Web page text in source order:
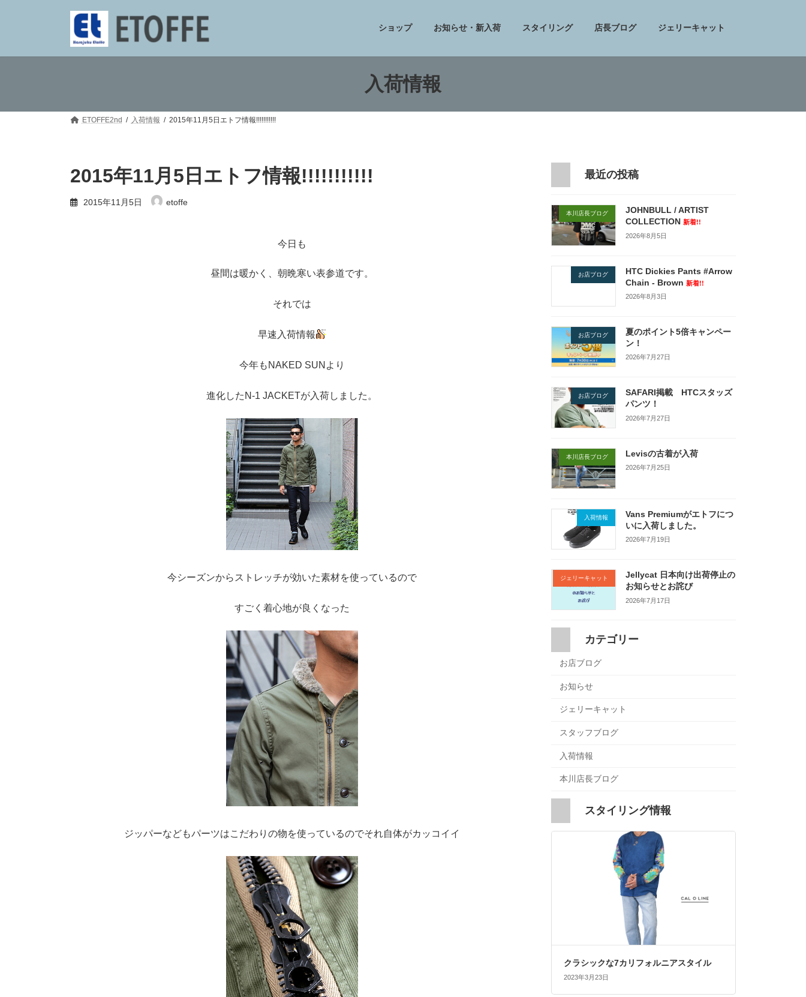
ツ
シ
ショップ お知らせ・新入荷 スタイリング 店長ブログ ジェリーキャット
入荷情報
ETOFFE2nd 入荷情報 2015年11月5日エトフ情報!!!!!!!!!!!
2015年11月5日エトフ情報!!!!!!!!!!!
2015年11月5日 etoffe
今日も
昼間は暖かく、朝晩寒い表参道です。
それでは
早速入荷情報
今年もNAKED SUNより
進化したN-1 JACKETが入荷しました。
今シーズンからストレッチが効いた素材を使っているので
すごく着心地が良くなった
ジッパーなどもパーツはこだわりの物を使っているのでそれ自体がカッコイイ
最近の投稿
本川店長ブログ
JOHNBULL / ARTIST
COLLECTION 新着!!
2026年8月5日
お店ブログ
HTC Dickies Pants #Arrow
Chain - Brown 新着!!
2026年8月3日
お店ブログ
夏のポイント5倍キャンペー
ン！
2026年7月27日
お店ブログ
SAFARI掲載 HTCスタッズ
パンツ！
2026年7月27日
本川店長ブログ Levisの古着が入荷
2026年7月25日
入荷情報
Vans Premiumがエトフにつ
いに入荷しました。
2026年7月19日
ジェリーキャット
Jellycat 日本向け出荷停止の
お知らせとお詫び
2026年7月17日
カテゴリー
お店ブログ
お知らせ
ジェリーキャット
スタッフブログ
入荷情報
本川店長ブログ
スタイリング情報
クラシックな7カリフォルニアスタイル
2023年3月23日